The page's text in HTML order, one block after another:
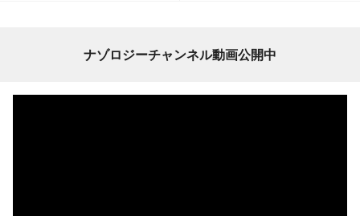
ナゾロジーチャンネル動画公開中